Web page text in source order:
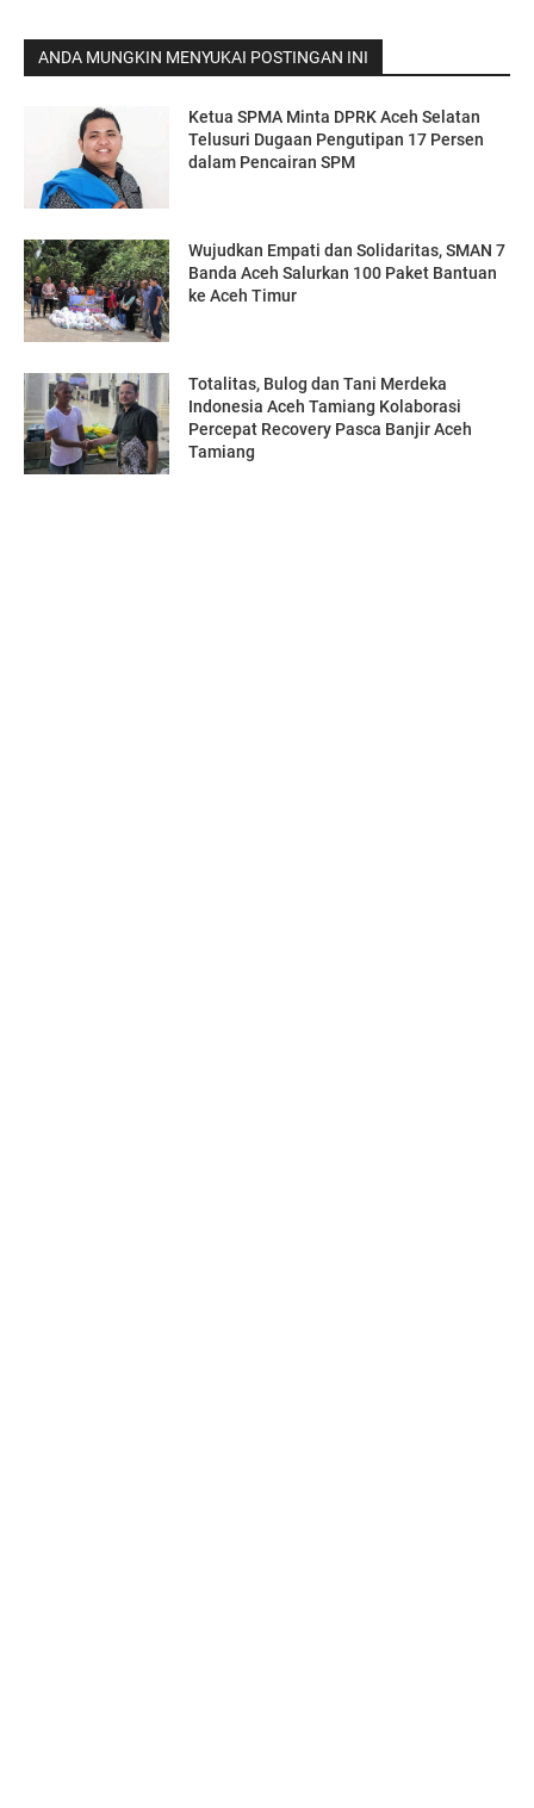
ANDA MUNGKIN MENYUKAI POSTINGAN INI
Ketua SPMA Minta DPRK Aceh Selatan
Telusuri Dugaan Pengutipan 17 Persen
dalam Pencairan SPM
Wujudkan Empati dan Solidaritas, SMAN 7
Banda Aceh Salurkan 100 Paket Bantuan
ke Aceh Timur
Totalitas, Bulog dan Tani Merdeka
Indonesia Aceh Tamiang Kolaborasi
Percepat Recovery Pasca Banjir Aceh
Tamiang